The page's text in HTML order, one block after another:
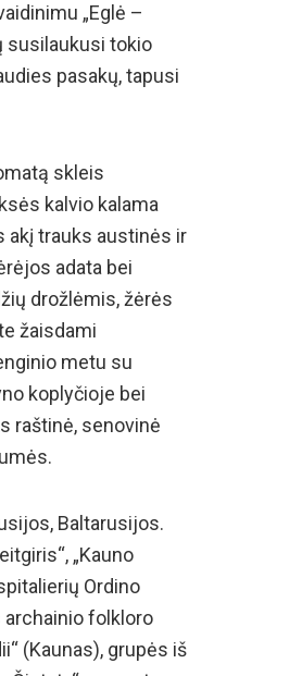
„Eglė –
susilaukusi tokio
pasakų, tapusi
skleis
kalvio kalama
akį trauks austinės ir
adata bei
drožlėmis, žėrės
žaisdami
metu su
koplyčioje bei
raštinė, senovinė
Baltarusijos.
„Kauno
Ordino
archainio folkloro
(Kaunas), grupės iš